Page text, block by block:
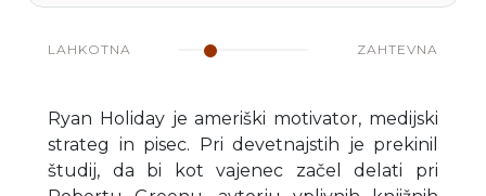
LAHKOTNA ZAHTEVNA
Ryan Holiday je ameriški motivator, medijski
strateg in pisec. Pri devetnajstih je prekinil
študij, da bi kot vajenec začel delati pri